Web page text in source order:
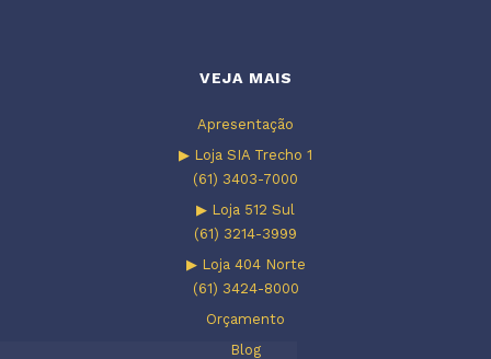
VEJA MAIS
Apresentação
▶ Loja SIA Trecho 1
(61) 3403-7000
▶ Loja 512 Sul
(61) 3214-3999
▶ Loja 404 Norte
(61) 3424-8000
Orçamento
Blog